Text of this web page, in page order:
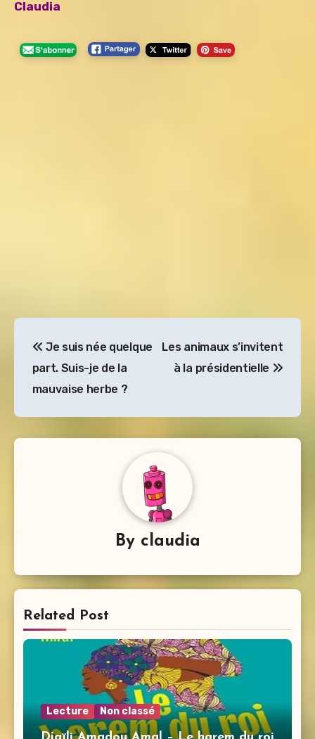
Claudia
de
l’article
Je suis née quelque
part. Suis-je de la
mauvaise herbe ?
Les animaux s’invitent
à la présidentielle
By claudia
Related Post
Lecture Non classé